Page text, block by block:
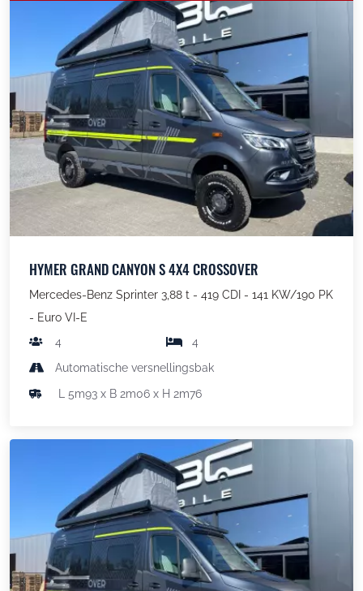
HYMER GRAND CANYON S 4X4 CROSSOVER
Mercedes-Benz Sprinter 3,88 t - 419 CDI - 141 KW/190 PK
- Euro VI-E
4
4
Automatische versnellingsbak
L 5m93 x B 2m06 x H 2m76